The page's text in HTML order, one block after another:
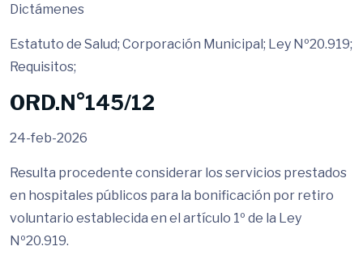
Dictámenes
Estatuto de Salud; Corporación Municipal; Ley Nº20.919;
Requisitos;
ORD.N°145/12
24-feb-2026
Resulta procedente considerar los servicios prestados
en hospitales públicos para la bonificación por retiro
voluntario establecida en el artículo 1º de la Ley
Nº20.919.